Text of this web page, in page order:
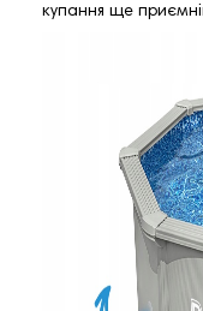
купання ще